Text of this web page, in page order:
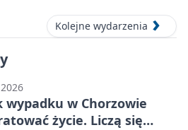
Kolejne wydarzenia
wypadku w Chorzowie
życie. Liczą się